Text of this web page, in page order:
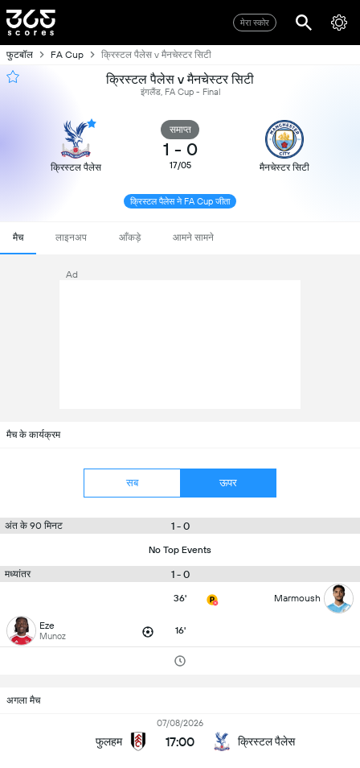
मेरा स्कोर
फुटबॉल FA Cup क्रिस्टल पैलेस v मैनचेस्टर सिटी
क्रिस्टल पैलेस v मैनचेस्टर सिटी
इंगलैंड, FA Cup - Final
क्रिस्टल पैलेस
समाप्त
1 - 0
17/05 मैनचेस्टर सिटी
क्रिस्टल पैलेस ने FA Cup जीता
मैच लाइनअप आँकड़े आमने सामने
Ad
मैच के कार्यक्रम
सब ऊपर
अंत के 90 मिनट 1 - 0
No Top Events
मध्यांतर 1 - 0
36' Marmoush
Eze
Munoz 16'
अगला मैच
फुलहम
07/08/2026
17:00 क्रिस्टल पैलेस